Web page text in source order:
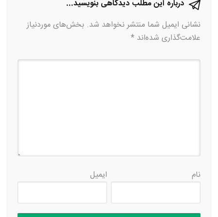
درباره این مطلب دیدگاهی بنویسید...
نشانی ایمیل شما منتشر نخواهد شد. بخش‌های موردنیاز
علامت‌گذاری شده‌اند *
نام ایمیل